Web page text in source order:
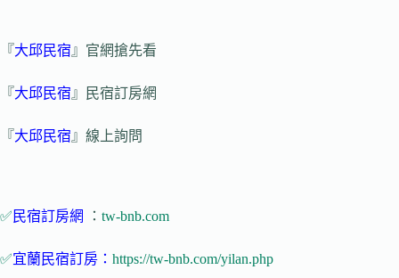
『大邱民宿 』官網搶先看
『大邱民宿 』民宿訂房網
『大邱民宿 』線上詢問
✅ 民宿訂房網 ： tw-bnb.com
✅宜蘭民宿訂房： https://tw-bnb.com/yilan.php